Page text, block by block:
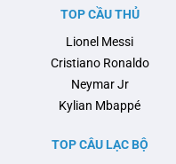
thế lực không thể cản phá tại
TOP CẦU THỦ
Lionel Messi
Cristiano Ronaldo
Neymar Jr
Kylian Mbappé
TOP CÂU LẠC BỘ